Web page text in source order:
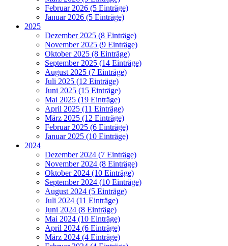
Februar 2026 (5 Einträge)
Januar 2026 (5 Einträge)
2025
Dezember 2025 (8 Einträge)
November 2025 (9 Einträge)
Oktober 2025 (8 Einträge)
September 2025 (14 Einträge)
August 2025 (7 Einträge)
Juli 2025 (12 Einträge)
Juni 2025 (15 Einträge)
Mai 2025 (19 Einträge)
April 2025 (11 Einträge)
März 2025 (12 Einträge)
Februar 2025 (6 Einträge)
Januar 2025 (10 Einträge)
2024
Dezember 2024 (7 Einträge)
November 2024 (8 Einträge)
Oktober 2024 (10 Einträge)
September 2024 (10 Einträge)
August 2024 (5 Einträge)
Juli 2024 (11 Einträge)
Juni 2024 (8 Einträge)
Mai 2024 (10 Einträge)
April 2024 (6 Einträge)
März 2024 (4 Einträge)